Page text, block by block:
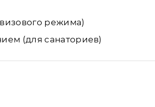
режима)
(для санаториев)